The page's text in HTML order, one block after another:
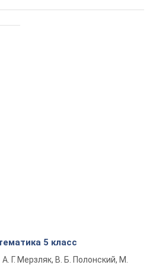
5 класс
А. Г. Мерзляк, В. Б. Полонский, М.